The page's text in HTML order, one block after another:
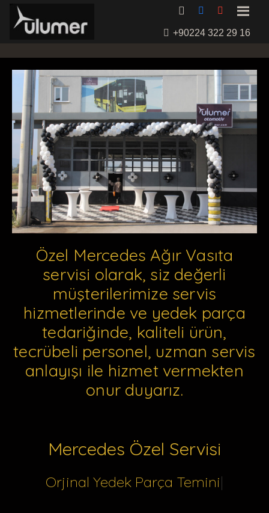
+90224 322 29 16
Özel Mercedes Ağır Vasıta
servisi olarak, siz değerli
müşterilerimize servis
hizmetlerinde ve yedek parça
tedariğinde, kaliteli ürün,
tecrübeli personel, uzman servis
anlayışı ile hizmet vermekten
onur duyarız.
Mercedes Özel Servisi
Orjinal Yedek Parça Temini|